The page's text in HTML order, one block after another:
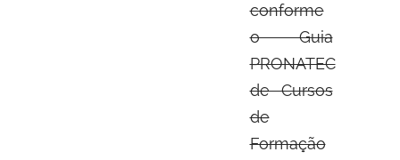
conforme
o Guia
PRONATEC
de Cursos
de
Formação